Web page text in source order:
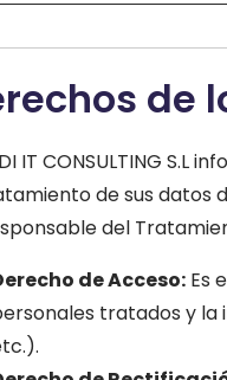
de
IT CONSULTING
de sus datos
del
de Acceso: Es
tratados y la